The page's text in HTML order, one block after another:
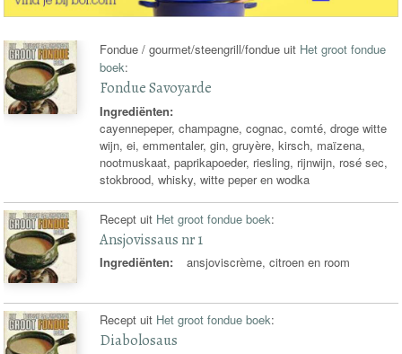
Fondue / gourmet/steengrill/fondue uit Het groot fondue
boek:
Fondue Savoyarde
Ingrediënten:
cayennepeper, champagne, cognac, comté, droge witte
wijn, ei, emmentaler, gin, gruyère, kirsch, maïzena,
nootmuskaat, paprikapoeder, riesling, rijnwijn, rosé sec,
stokbrood, whisky, witte peper en wodka
Recept uit Het groot fondue boek:
Ansjovissaus nr 1
Ingrediënten: ansjoviscrème, citroen en room
Recept uit Het groot fondue boek:
Diabolosaus